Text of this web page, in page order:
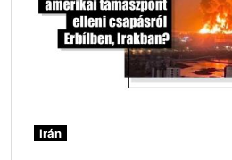
Irán